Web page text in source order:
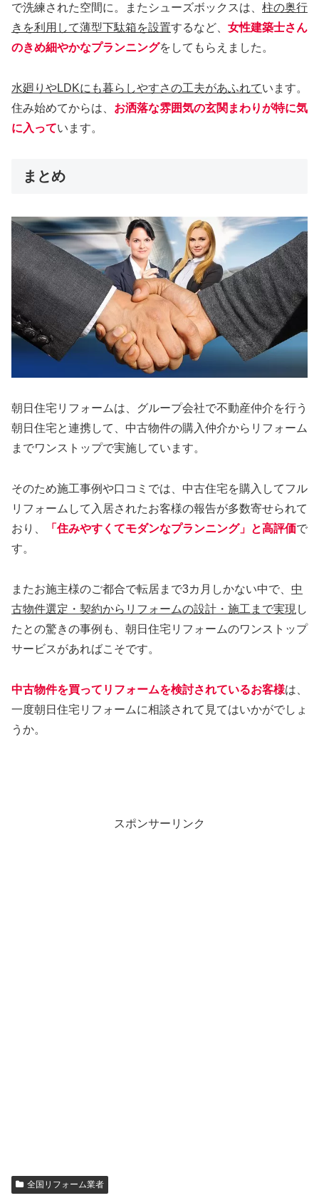
で洗練された空間に。またシューズボックスは、 柱の奥行
きを利用して薄型下駄箱を設置するなど、 女性建築士さん
のきめ細やかなプランニングをしてもらえました。
水廻りやLDKにも暮らしやすさの工夫があふれています。
住み始めてからは、 お洒落な雰囲気の玄関まわりが特に気
に入っています。
まとめ
朝日住宅リフォームは、グループ会社で不動産仲介を行う
朝日住宅と連携して、中古物件の購入仲介からリフォーム
までワンストップで実施しています。
そのため施工事例や口コミでは、中古住宅を購入してフル
リフォームして入居されたお客様の報告が多数寄せられて
おり、
「住みやすくてモダンなプランニング」と高評価で
す。
またお施主様のご都合で転居まで3カ月しかない中で、 中
古物件選定・契約からリフォームの設計・施工まで実現 し
たとの驚きの事例も、朝日住宅リフォームのワンストップ
サービスがあればこそです。
中古物件を買ってリフォームを検討されているお客様は、
一度朝日住宅リフォームに相談されて見てはいかがでしょ
うか。
スポンサーリンク
全国リフォーム業者